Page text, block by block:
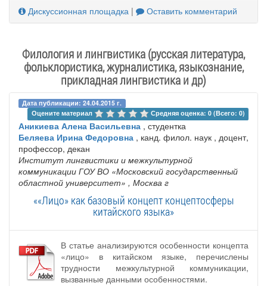
Дискуссионная площадка | Оставить комментарий
Филология и лингвистика (русская литература,
фольклористика, журналистика, языкознание,
прикладная лингвистика и др)
Дата публикации: 24.04.2015 г.
Оцените материал
Средняя оценка: 0 (Всего: 0)
Аникиева Алена Васильевна , студентка
Беляева Ирина Федоровна , канд. филол. наук , доцент,
профессор, декан
Институт лингвистики и межкультурной
коммуникации ГОУ ВО «Московский государственный
областной университет» , Москва г
««Лицо» как базовый концепт концептосферы
китайского языка»
В статье анализируются особенности концепта
«лицо» в китайском языке, перечислены
трудности межкультурной коммуникации,
вызванные данными особенностями.